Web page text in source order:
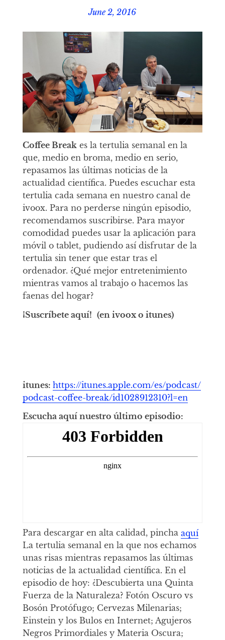
June 2, 2016
Coffee Break es la tertulia semanal en la
que, medio en broma, medio en serio,
repasamos las últimas noticias de la
actualidad científica. Puedes escuchar esta
tertulia cada semana en nuestro canal de
ivoox. Para no perderse ningún episodio,
recomendamos suscribirse. Para mayor
comodidad puedes usar la aplicación para
móvil o tablet, pudiendo así disfrutar de la
tertulia sin tener que estar tras el
ordenador. ¿Qué mejor entretenimiento
mientras vamos al trabajo o hacemos las
faenas del hogar?
¡Suscríbete aquí! (en ivoox o itunes)
itunes: https://itunes.apple.com/es/podcast/
podcast-coffee-break/id1028912310?l=en
Escucha aquí nuestro último episodio:
Para descargar en alta calidad, pincha aquí
La tertulia semanal en la que nos echamos
unas risas mientras repasamos las últimas
noticias de la actualidad científica. En el
episodio de hoy: ¿Descubierta una Quinta
Fuerza de la Naturaleza? Fotón Oscuro vs
Bosón Protófugo; Cervezas Milenarias;
Einstein y los Bulos en Internet; Agujeros
Negros Primordiales y Materia Oscura;